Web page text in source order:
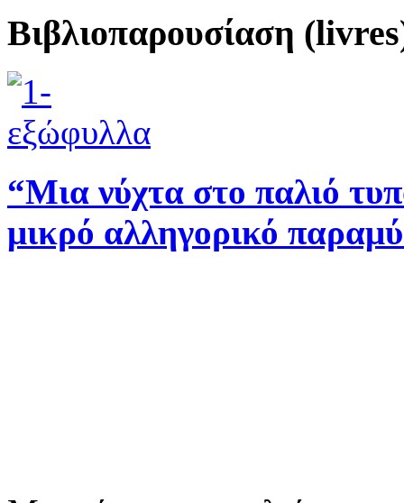
Βιβλιοπαρουσίαση
“Μια νύχτα στο παλιό
μικρό αλληγορικό